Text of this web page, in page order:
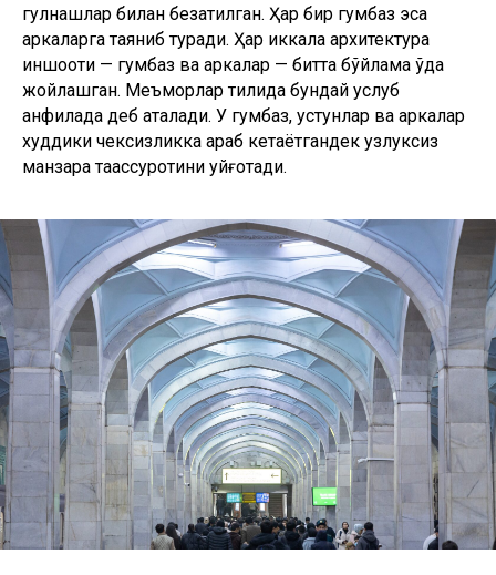
гулнақшлар билан безатилган. Ҳар бир гумбаз эса
аркаларга таяниб туради. Ҳар иккала архитектура
иншооти — гумбаз ва аркалар — битта бўйлама ўқда
жойлашган. Меъморлар тилида бундай услуб
анфилада деб аталади. У гумбаз, устунлар ва аркалар
худдики чексизликка қараб кетаётгандек узлуксиз
манзара таассуротини уйғотади.